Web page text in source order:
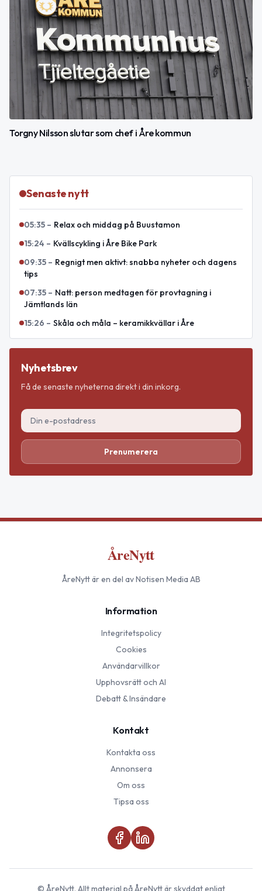
Torgny Nilsson slutar som chef i Åre kommun
Senaste nytt
05:35 – Relax och middag på Buustamon
15:24 – Kvällscykling i Åre Bike Park
09:35 – Regnigt men aktivt: snabba nyheter och dagens
tips
07:35 – Natt: person medtagen för provtagning i
Jämtlands län
15:26 – Skåla och måla – keramikkvällar i Åre
Nyhetsbrev
Få de senaste nyheterna direkt i din inkorg.
Prenumerera
ÅreNytt
ÅreNyttär en del av Notisen Media AB
Information
Integritetspolicy
Cookies
Användarvillkor
Upphovsrätt och AI
Debatt & Insändare
Kontakt
Kontakta oss
Annonsera
Om oss
Tipsa oss
© ÅreNytt. Allt material påÅreNyttär skyddat enligt